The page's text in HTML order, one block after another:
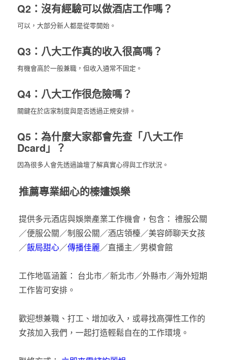
Q2：沒有經驗可以做酒店工作嗎？
可以，大部分新人都是從零開始。
Q3：八大工作真的收入很高嗎？
有機會高於一般兼職，但收入通常不固定。
Q4：八大工作很危險嗎？
關鍵在於店家制度與是否透過正規安排。
Q5：為什麼大家都會先查「八大工作
Dcard」？
因為很多人會先透過論壇了解真實心得與工作狀況。
推薦專業細心的榛嫿娛樂
提供多元酒店與娛樂產業工作機會，包含： 禮服公關
／便服公關／制服公關／酒店領檯／美容師聊天女孩
／飯局甜心／傳播佳麗／直播主／男模會館
工作地區涵蓋： 台北市／新北市／外縣市／海外短期
工作皆可安排。
歡迎想兼職、打工、增加收入，或尋找高彈性工作的
女孩加入我們，一起打造輕鬆自在的工作環境。